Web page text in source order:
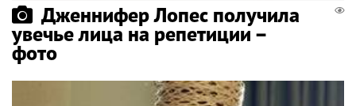
Дженнифер Лопес получила
увечье лица на репетиции –
фото